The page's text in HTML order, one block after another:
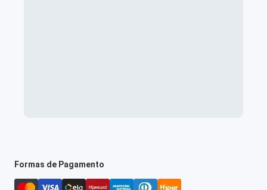
Formas de Pagamento